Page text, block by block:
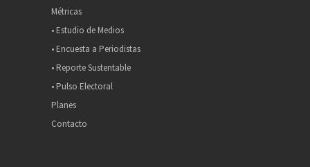
Métricas
• Estudio de Medios
• Encuesta a Periodistas
• Reporte Sustentable
• Pulso Electoral
Planes
Contacto